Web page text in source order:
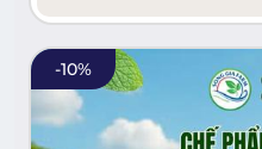
-10%